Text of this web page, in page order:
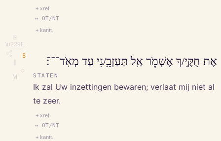
⎘
\u229E
M
+ xref
↔ OT/NT
+ kantt.
8 אֶת חֻקֶּ֥י/ךָ אֶשְׁמֹ֑ר אַֽל תַּעַזְבֵ֥/נִי עַד מְאֹֽד־־־׃
STATEN
Ik zal Uw inzettingen bewaren; verlaat mij niet al
te zeer.
+ xref
↔ OT/NT
+ kantt.